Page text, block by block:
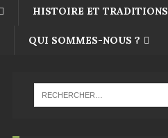
HISTOIRE ET TRADITIONS
QUI SOMMES-NOUS ?